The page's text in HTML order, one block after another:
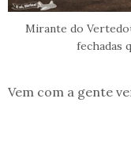
Mirante do
fechadas
Vem com a gente